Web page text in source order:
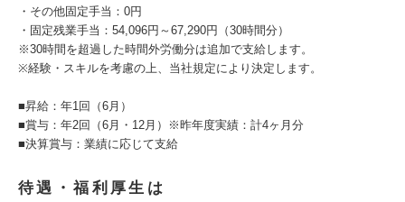
・その他固定手当：0円
・固定残業手当：54,096円～67,290円（30時間分）
※30時間を超過した時間外労働分は追加で支給します。
※経験・スキルを考慮の上、当社規定により決定します。
■昇給：年1回（6月）
■賞与：年2回（6月・12月）※昨年度実績：計4ヶ月分
■決算賞与：業績に応じて支給
待遇・福利厚生は